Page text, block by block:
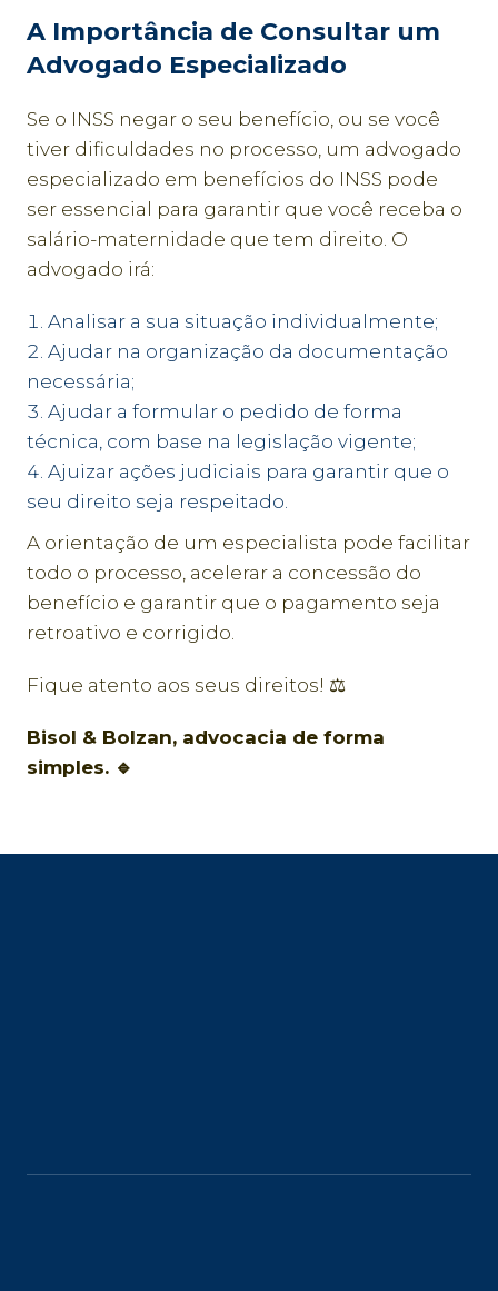
A Importância de Consultar um
Advogado Especializado
Se o INSS negar o seu benefício, ou se você
tiver dificuldades no processo, um advogado
especializado em benefícios do INSS pode
ser essencial para garantir que você receba o
salário-maternidade que tem direito. O
advogado irá:
Analisar a sua situação individualmente;
Ajudar na organização da documentação
necessária;
Ajudar a formular o pedido de forma
técnica, com base na legislação vigente;
Ajuizar ações judiciais para garantir que o
seu direito seja respeitado.
A orientação de um especialista pode facilitar
todo o processo, acelerar a concessão do
benefício e garantir que o pagamento seja
retroativo e corrigido.
Fique atento aos seus direitos! ⚖️
Bisol & Bolzan, advocacia de forma
simples. 🔹